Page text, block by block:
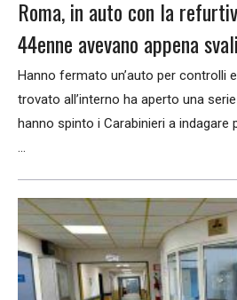
Roma, in auto con la
44enne avevano appena
Hanno fermato un’auto per controlli
trovato all’interno ha aperto una
hanno spinto i Carabinieri a indagare
...